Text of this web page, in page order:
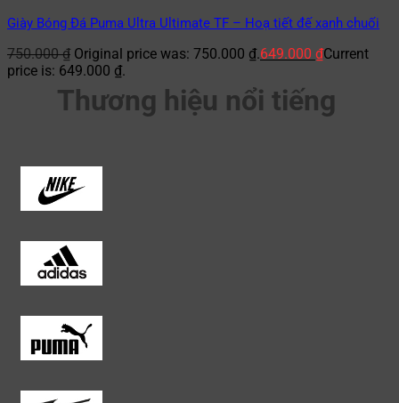
Giày Bóng Đá Puma Ultra Ultimate TF – Hoạ tiết đế xanh chuối
750.000₫ Original price was: 750.000 ₫.649.000 ₫Current
price is: 649.000 ₫.
Thương hiệu nổi tiếng